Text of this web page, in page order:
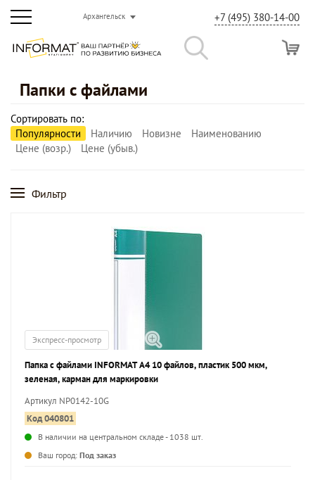
Архангельск +7 (495) 380-14-00
Папки с файлами
Сортировать по:
Популярности
Наличию Новизне
Наименованию
Цене (возр.)
Цене (убыв.)
Фильтр
Экспресс-просмотр
Папка с файлами INFORMAT А4 10 файлов, пластик 500 мкм,
зеленая, карман для маркировки
Артикул NP0142-10G
Код 040801
В наличии на центральном складе - 1038 шт.
Ваш город: Под заказ